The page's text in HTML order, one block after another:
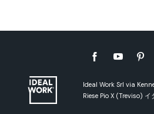
Ideal Work Srl via
Riese Pio X (Treviso) イ